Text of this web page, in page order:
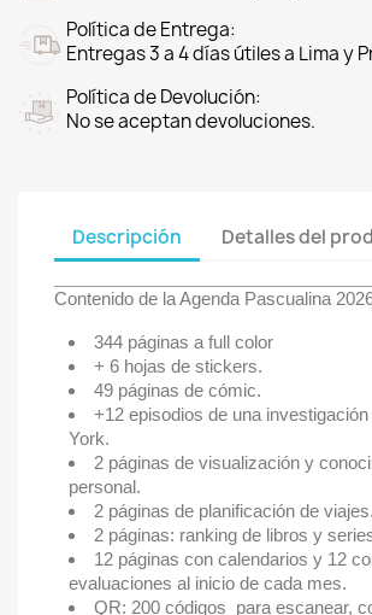
Política de Entrega:
Entregas 3 a 4 días útiles a Lima y
Política de Devolución:
No se aceptan devoluciones.
Descripción Detalles del
Contenido de la Agenda Pascualina
344 páginas a full color
+ 6 hojas de stickers.
49 páginas de cómic.
+12 episodios de una
York.
2 páginas de visualización y
personal.
2 páginas de planificación de viajes.
2 páginas: ranking de libros y
12 páginas con calendarios y 12
evaluaciones al inicio de cada mes.
QR: 200 códigos para escanear,